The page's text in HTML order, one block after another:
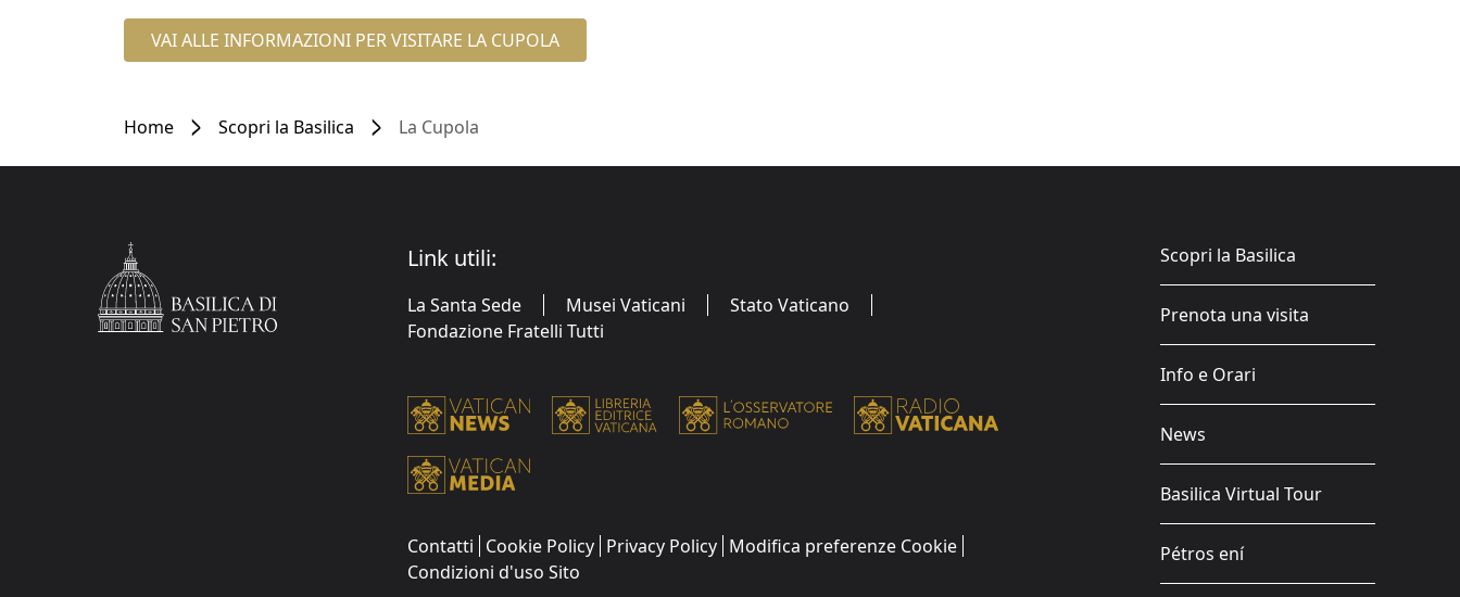
VAI ALLE INFORMAZIONI PER VISITARE LA CUPOLA
Home Scopri la Basilica La Cupola
Link utili:
La Santa Sede Musei Vaticani
Stato Vaticano
Fondazione Fratelli Tutti
Contatti Cookie Policy Privacy Policy Modifica preferenze Cookie
Condizioni d'uso Sito
Scopri la Basilica
Prenota una visita
Info e Orari
News
Basilica Virtual Tour
Pétros ení